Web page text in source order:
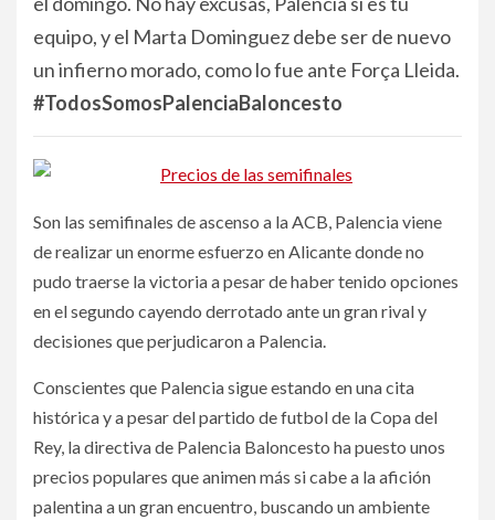
equipo, y el Marta Dominguez debe ser de nuevo
un infierno morado, como lo fue ante Força Lleida.
#TodosSomosPalenciaBaloncesto
Son las semifinales de ascenso a la ACB, Palencia viene
de realizar un enorme esfuerzo en Alicante donde no
pudo traerse la victoria a pesar de haber tenido opciones
en el segundo cayendo derrotado ante un gran rival y
decisiones que perjudicaron a Palencia.
Conscientes que Palencia sigue estando en una cita
histórica y a pesar del partido de futbol de la Copa del
Rey, la directiva de Palencia Baloncesto ha puesto unos
precios populares que animen más si cabe a la afición
palentina a un gran encuentro, buscando un ambiente